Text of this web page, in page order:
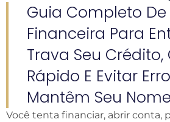
Guia Completo
Financeira Para
Trava Seu
Rápido E Evitar
Mantêm Seu
Você tenta financiar, abrir conta,